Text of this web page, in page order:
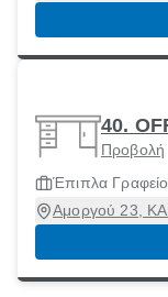
40.
Προβολή
Έπιπλα
Αμοργού 23,